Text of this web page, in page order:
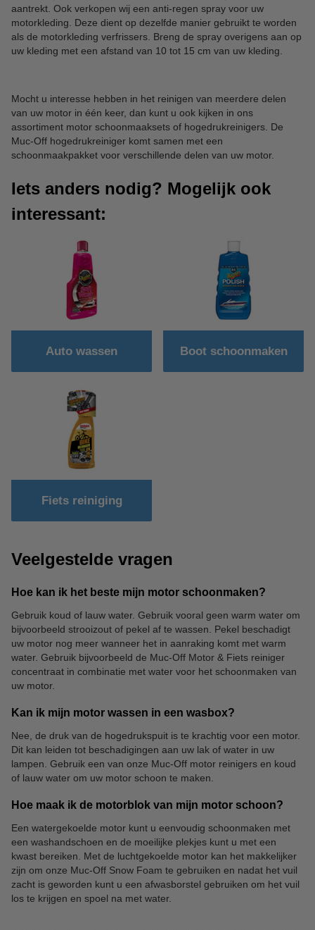
aantrekt. Ook verkopen wij een anti-regen spray voor uw
motorkleding. Deze dient op dezelfde manier gebruikt te worden
als de motorkleding verfrissers. Breng de spray overigens aan op
uw kleding met een afstand van 10 tot 15 cm van uw kleding.
Mocht u interesse hebben in het reinigen van meerdere delen
van uw motor in één keer, dan kunt u ook kijken in ons
assortiment motor schoonmaaksets of hogedrukreinigers. De
Muc-Off hogedrukreiniger komt samen met een
schoonmaakpakket voor verschillende delen van uw motor.
Iets anders nodig? Mogelijk ook
interessant:
Auto wassen Boot schoonmaken
Fiets reiniging
Veelgestelde vragen
Hoe kan ik het beste mijn motor schoonmaken?
Gebruik koud of lauw water. Gebruik vooral geen warm water om
bijvoorbeeld strooizout of pekel af te wassen. Pekel beschadigt
uw motor nog meer wanneer het in aanraking komt met warm
water. Gebruik bijvoorbeeld de Muc-Off Motor & Fiets reiniger
concentraat in combinatie met water voor het schoonmaken van
uw motor.
Kan ik mijn motor wassen in een wasbox?
Nee, de druk van de hogedrukspuit is te krachtig voor een motor.
Dit kan leiden tot beschadigingen aan uw lak of water in uw
lampen. Gebruik een van onze Muc-Off motor reinigers en koud
of lauw water om uw motor schoon te maken.
Hoe maak ik de motorblok van mijn motor schoon?
Een watergekoelde motor kunt u eenvoudig schoonmaken met
een washandschoen en de moeilijke plekjes kunt u met een
kwast bereiken. Met de luchtgekoelde motor kan het makkelijker
zijn om onze Muc-Off Snow Foam te gebruiken en nadat het vuil
zacht is geworden kunt u een afwasborstel gebruiken om het vuil
los te krijgen en spoel na met water.